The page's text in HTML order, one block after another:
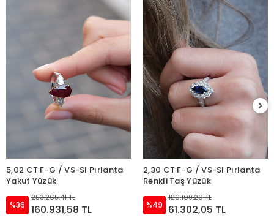
5,02 CT F-G / VS-SI Pırlanta
Yakut Yüzük
%36
253.265,41 TL
160.931,58 TL
2,30 CT F-G / VS-SI Pırlanta
Renkli Taş Yüzük
%49
120.109,20 TL
61.302,05 TL